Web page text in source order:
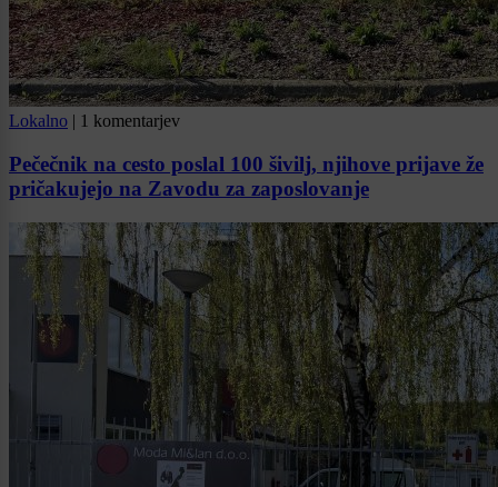
Lokalno | 1 komentarjev
Pečečnik na cesto poslal 100 šivilj, njihove prijave že
pričakujejo na Zavodu za zaposlovanje